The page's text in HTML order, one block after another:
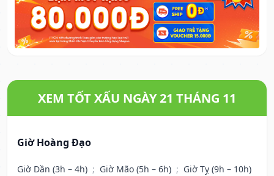
XEM TỐT XẤU NGÀY 21 THÁNG 11
Giờ Hoàng Đạo
Giờ Dần (3h – 4h) ; Giờ Mão (5h – 6h) ; Giờ Tỵ (9h – 10h)